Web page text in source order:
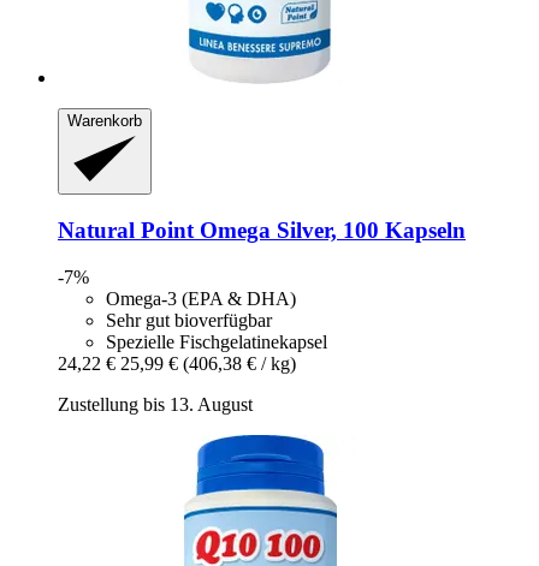
Warenkorb
Natural Point Omega Silver, 100 Kapseln
-7%
Omega-3 (EPA & DHA)
Sehr gut bioverfügbar
Spezielle Fischgelatinekapsel
24,22 € 25,99 € (406,38 € / kg)
Zustellung bis 13. August